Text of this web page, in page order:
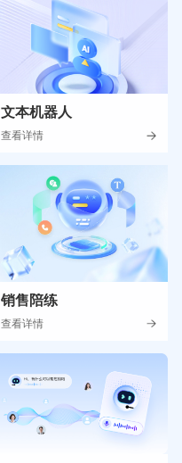
文本机器人
查看详情
销售陪练
查看详情